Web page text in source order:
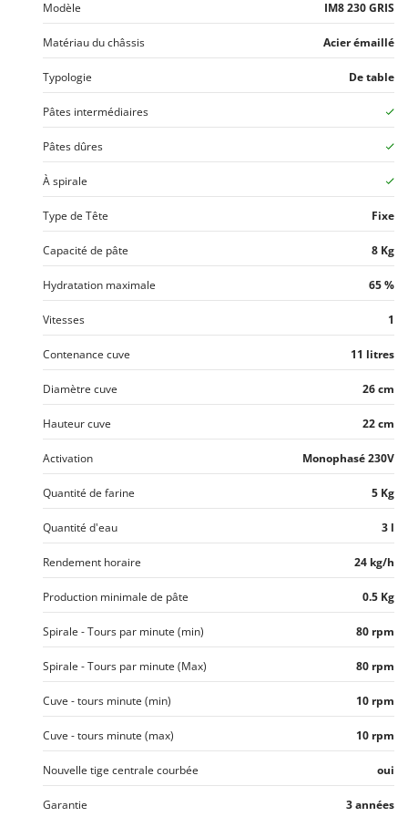
Stiga
Stocker
Tecla
TecnoGen
Tellarini Pompe
Telwin
Tenco
Tineco
Titania
Tre Spade
Trev - Abrek - TecnoVIR
Trotec
Troy-Bilt
Udor
Unger
Vesco
Volpi
Waldner
Weber
WIDU
Wiper EcoRobot
Wolf Garten
Wortex
Modèle IM8 230 GRIS
Matériau du châssis Acier émaillé
Typologie De table
Pâtes intermédiaires
Pâtes dûres
À spirale
Type de Tête Fixe
Capacité de pâte 8 Kg
Hydratation maximale 65 %
Vitesses 1
Contenance cuve 11 litres
Diamètre cuve 26 cm
Hauteur cuve 22 cm
Activation Monophasé 230V
Quantité de farine 5 Kg
Quantité d'eau 3 l
Rendement horaire 24 kg/h
Production minimale de pâte 0.5 Kg
Spirale - Tours par minute (min) 80 rpm
Spirale - Tours par minute (Max) 80 rpm
Cuve - tours minute (min) 10 rpm
Cuve - tours minute (max) 10 rpm
Nouvelle tige centrale courbée oui
Garantie 3 années